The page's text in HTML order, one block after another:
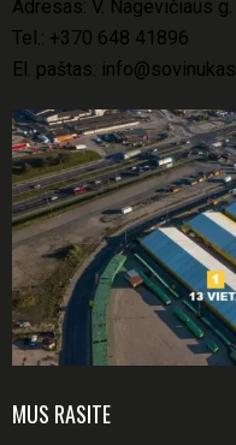
Adresas: V. Nagevičiaus
Tel.: +370 648 41896
El. paštas:
MUS RASITE